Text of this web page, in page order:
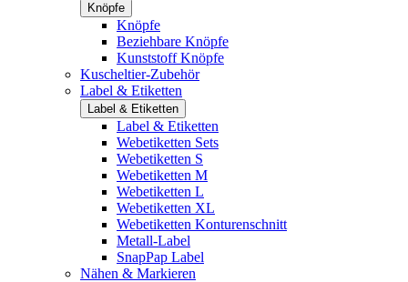
Knöpfe
Knöpfe
Beziehbare Knöpfe
Kunststoff Knöpfe
Kuscheltier-Zubehör
Label & Etiketten
Label & Etiketten
Label & Etiketten
Webetiketten Sets
Webetiketten S
Webetiketten M
Webetiketten L
Webetiketten XL
Webetiketten Konturenschnitt
Metall-Label
SnapPap Label
Nähen & Markieren